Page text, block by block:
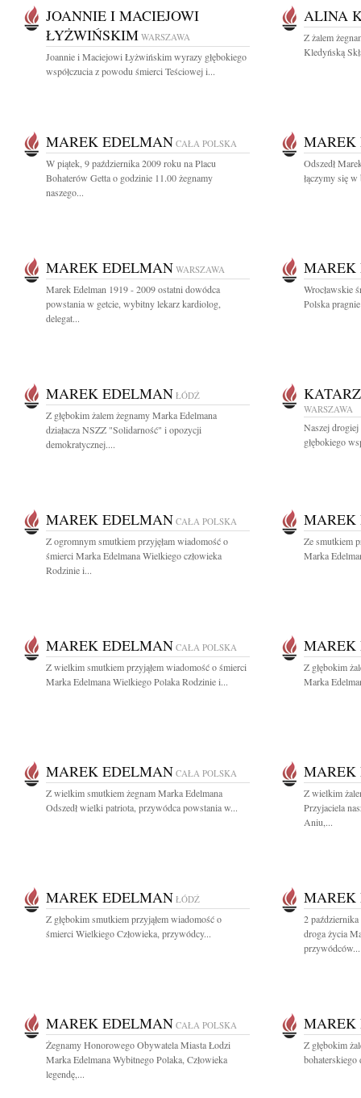
JOANNIE I MACIEJOWI
ŁYŻWIŃSKIM WARSZAWA
Joannie i Maciejowi Łyżwińskim wyrazy głębokiego
współczucia z powodu śmierci Teściowej i...
ALINA
Z żalem
Kledyńską
MAREK EDELMAN CAŁA POLSKA
W piątek, 9 października 2009 roku na Placu
Bohaterów Getta o godzinie 11.00 żegnamy
naszego...
MAREK
Odszedł
łączymy się
MAREK EDELMAN WARSZAWA
Marek Edelman 1919 - 2009 ostatni dowódca
powstania w getcie, wybitny lekarz kardiolog,
delegat...
MAREK
Wrocławskie
Polska
MAREK EDELMAN ŁÓDŹ
Z głębokim żalem żegnamy Marka Edelmana
działacza NSZZ "Solidarność" i opozycji
demokratycznej....
WARSZAWA
Naszej
głębokiego
MAREK EDELMAN CAŁA POLSKA
Z ogromnym smutkiem przyjęłam wiadomość o
śmierci Marka Edelmana Wielkiego człowieka
Rodzinie i...
MAREK
Ze smutkiem
Marka
MAREK EDELMAN CAŁA POLSKA
Z wielkim smutkiem przyjąłem wiadomość o śmierci
Marka Edelmana Wielkiego Polaka Rodzinie i...
MAREK
Z głębokim
Marka
MAREK EDELMAN CAŁA POLSKA
Z wielkim smutkiem żegnam Marka Edelmana
Odszedł wielki patriota, przywódca powstania w...
MAREK
Z wielkim
Przyjaciela
Aniu,...
MAREK EDELMAN ŁÓDŹ
Z głębokim smutkiem przyjąłem wiadomość o
śmierci Wielkiego Człowieka, przywódcy...
MAREK
2 października
droga życia
przywódców...
MAREK EDELMAN CAŁA POLSKA
Żegnamy Honorowego Obywatela Miasta Łodzi
Marka Edelmana Wybitnego Polaka, Człowieka
legendę,...
MAREK
Z głębokim
bohaterskiego